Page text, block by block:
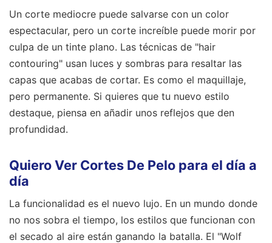
Un corte mediocre puede salvarse con un color
espectacular, pero un corte increíble puede morir por
culpa de un tinte plano. Las técnicas de "hair
contouring" usan luces y sombras para resaltar las
capas que acabas de cortar. Es como el maquillaje,
pero permanente. Si quieres que tu nuevo estilo
destaque, piensa en añadir unos reflejos que den
profundidad.
Quiero Ver Cortes De Pelo para el día a
día
La funcionalidad es el nuevo lujo. En un mundo donde
no nos sobra el tiempo, los estilos que funcionan con
el secado al aire están ganando la batalla. El "Wolf